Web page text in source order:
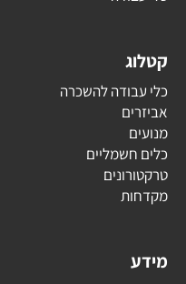
קטלוג
כלי עבודה להשכרה
אביזרים
מנועים
כלים חשמליים
טרקטורונים
מקדחות
מידע